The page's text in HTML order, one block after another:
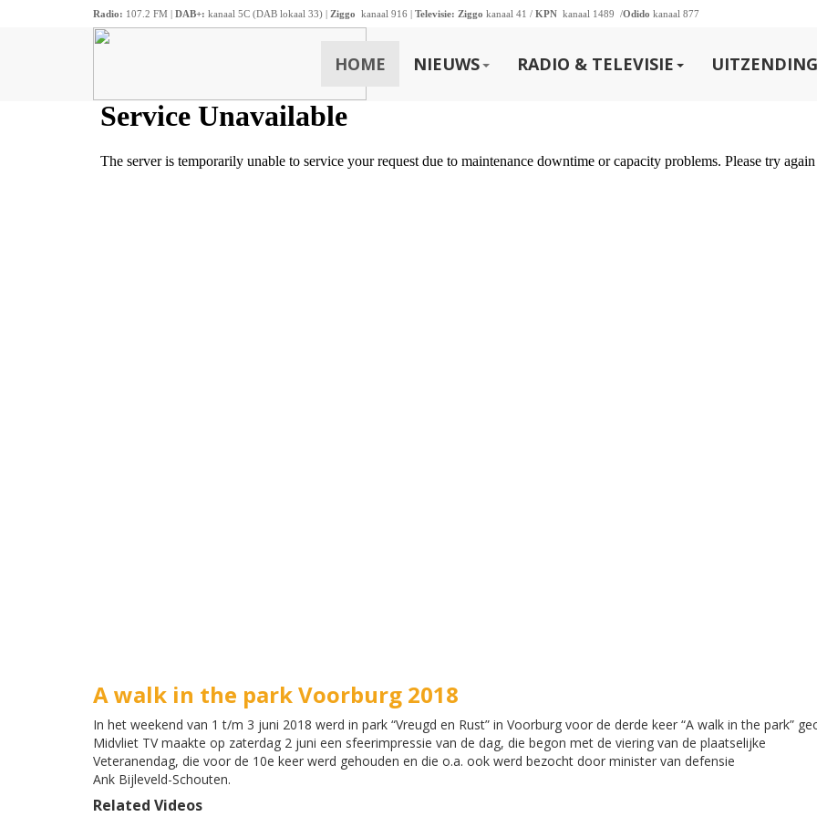
Radio: 107.2 FM | DAB+: kanaal 5C (DAB lokaal 33) | Ziggo kanaal 916 | Televisie: Ziggo kanaal 41 / KPN kanaal 1489 /Odido kanaal 877
HOME NIEUWS RADIO & TELEVISIE
A walk in the park Voorburg 2018
In het weekend van 1 t/m 3 juni 2018 werd in park “Vreugd en Rust” in Voorburg voor de derde keer “A walk in the park”
Midvliet TV maakte op zaterdag 2 juni een sfeerimpressie van de dag, die begon met de viering van de plaatselijke
Veteranendag, die voor de 10e keer werd gehouden en die o.a. ook werd bezocht door minister van defensie
Ank Bijleveld-Schouten.
Related Videos